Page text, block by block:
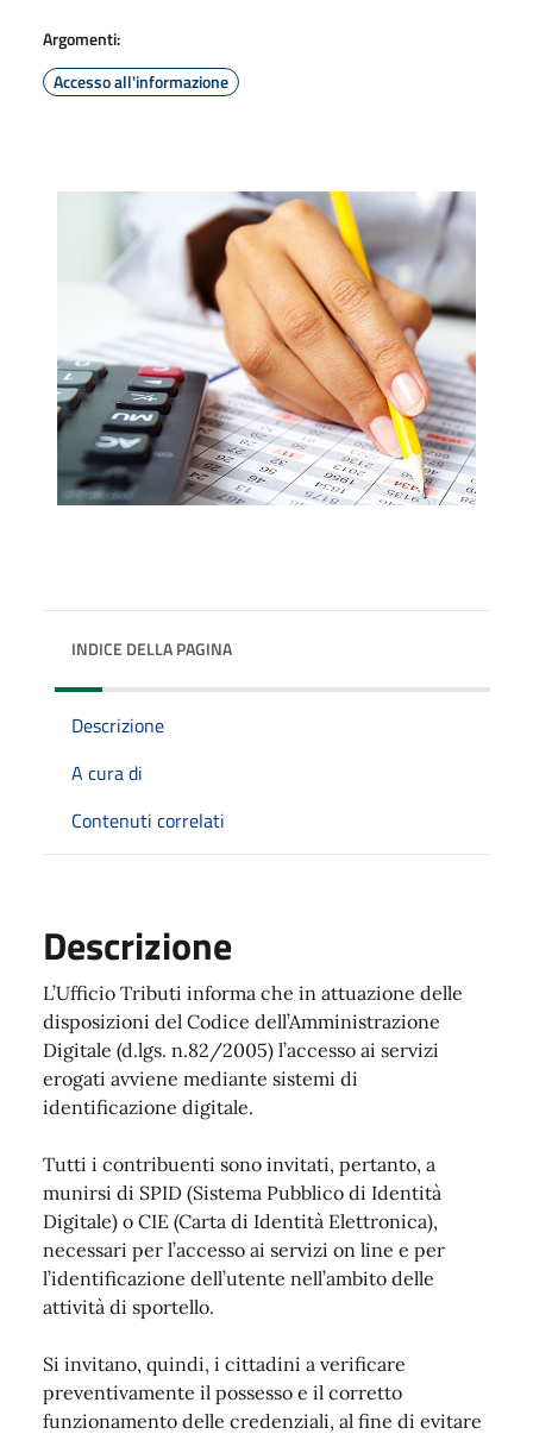
Argomenti:
Accesso all'informazione
INDICE DELLA PAGINA
Descrizione
A cura di
Contenuti correlati
Descrizione
L’Ufficio Tributi informa che in attuazione delle
disposizioni del Codice dell’Amministrazione
Digitale (d.lgs. n.82/2005) l’accesso ai servizi
erogati avviene mediante sistemi di
identificazione digitale.
Tutti i contribuenti sono invitati, pertanto, a
munirsi di SPID (Sistema Pubblico di Identità
Digitale) o CIE (Carta di Identità Elettronica),
necessari per l’accesso ai servizi on line e per
l’identificazione dell’utente nell’ambito delle
attività di sportello.
Si invitano, quindi, i cittadini a verificare
preventivamente il possesso e il corretto
funzionamento delle credenziali, al fine di evitare